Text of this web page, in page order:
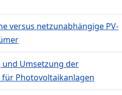
versus netzunabhängige PV-
Umsetzung der
Photovoltaikanlagen